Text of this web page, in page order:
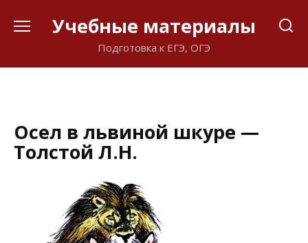
Учебные материалы
Подготовка к ЕГЭ, ОГЭ
Осел в львиной шкуре —
Толстой Л.Н.